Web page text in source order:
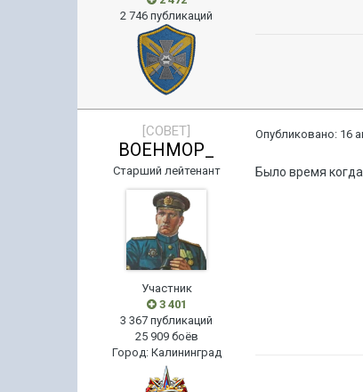
2 746 публикаций
[COBET]
BOEHMOP_
Старший лейтенант
Участник
3 401
3 367 публикаций
25 909 боёв
Город: Калининград
Опубликовано: 16
Было время